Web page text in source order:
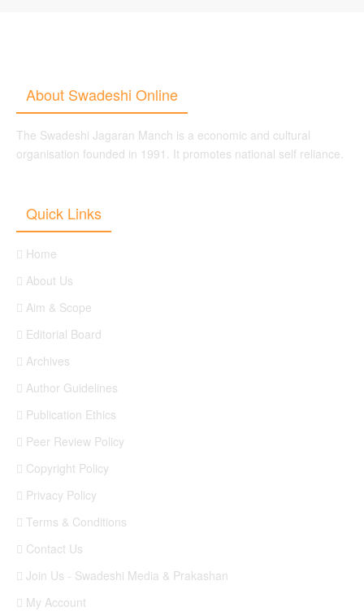
About Swadeshi Online
The Swadeshi Jagaran Manch is a economic and cultural
organisation founded in 1991. It promotes national self reliance.
Quick Links
Home
About Us
Aim & Scope
Editorial Board
Archives
Author Guidelines
Publication Ethics
Peer Review Policy
Copyright Policy
Privacy Policy
Terms & Conditions
Contact Us
Join Us - Swadeshi Media & Prakashan
My Account